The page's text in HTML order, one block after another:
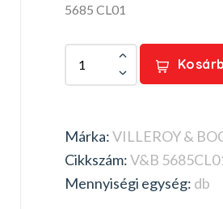
5685 CL01
Márka:VILLEROY &
Cikkszám:V&B
Mennyiségi egység: db